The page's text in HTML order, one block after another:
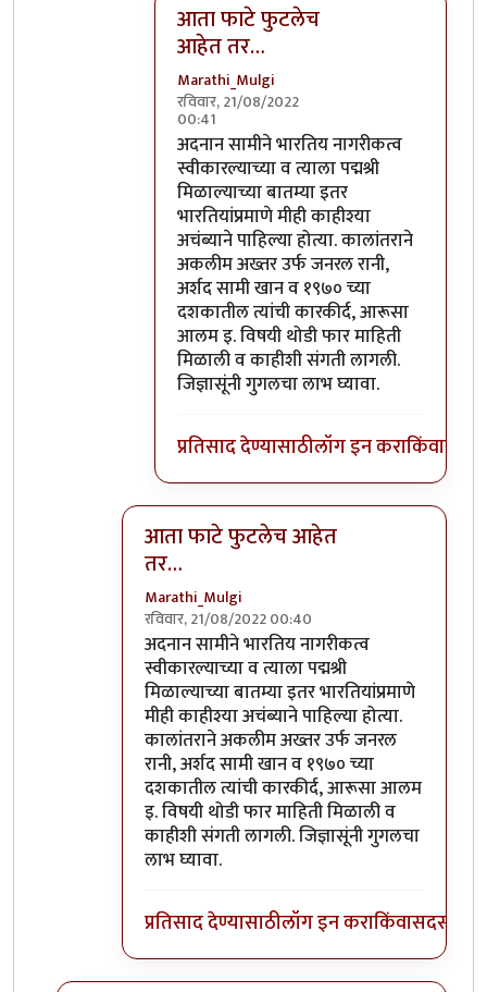
आता फाटे फुटलेच
आहेत तर…
Marathi_Mulgi
रविवार, 21/08/2022
00:41
In reply toकर तर येथील कलाकारही भरतात.
अदनान सामीने भारतिय नागरीकत्व
स्वीकारल्याच्या व त्याला पद्मश्री
मिळाल्याच्या बातम्या इतर
भारतियांप्रमाणे मीही काहीश्या
अचंब्याने पाहिल्या होत्या. कालांतराने
अकलीम अख्तर उर्फ जनरल रानी,
अर्शद सामी खान व १९७० च्या
दशकातील त्यांची कारकीर्द, आरूसा
आलम इ. विषयी थोडी फार माहिती
मिळाली व काहीशी संगती लागली.
जिज्ञासूंनी गुगलचा लाभ घ्यावा.
प्रतिसाद देण्यासाठीलॉग इन कराकिंवा
आता फाटे फुटलेच आहेत
तर…
Marathi_Mulgi
रविवार, 21/08/2022 00:40
In reply toदुर्दैवाने याच जपु लोकाना
अदनान सामीने भारतिय नागरीकत्व
स्वीकारल्याच्या व त्याला पद्मश्री
मिळाल्याच्या बातम्या इतर भारतियांप्रमाणे
मीही काहीश्या अचंब्याने पाहिल्या होत्या.
कालांतराने अकलीम अख्तर उर्फ जनरल
रानी, अर्शद सामी खान व १९७० च्या
दशकातील त्यांची कारकीर्द, आरूसा आलम
इ. विषयी थोडी फार माहिती मिळाली व
काहीशी संगती लागली. जिज्ञासूंनी गुगलचा
लाभ घ्यावा.
प्रतिसाद देण्यासाठीलॉग इन कराकिंवासदस्य व्हा